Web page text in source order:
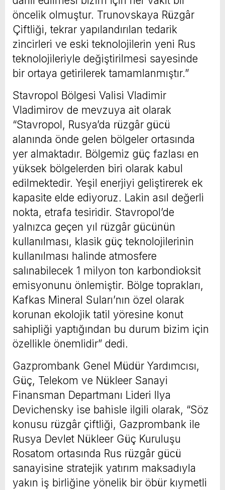
öncelik olmuştur. Trunovskaya Rüzgâr
Çiftliği, tekrar yapılandırılan tedarik
zincirleri ve eski teknolojilerin yeni Rus
teknolojileriyle değiştirilmesi sayesinde
bir ortaya getirilerek tamamlanmıştır.”
Stavropol Bölgesi Valisi Vladimir
Vladimirov de mevzuya ait olarak
“Stavropol, Rusya’da rüzgâr gücü
alanında önde gelen bölgeler ortasında
yer almaktadır. Bölgemiz güç fazlası en
yüksek bölgelerden biri olarak kabul
edilmektedir. Yeşil enerjiyi geliştirerek ek
kapasite elde ediyoruz. Lakin asıl değerli
nokta, etrafa tesiridir. Stavropol’de
yalnızca geçen yıl rüzgâr gücünün
kullanılması, klasik güç teknolojilerinin
kullanılması halinde atmosfere
salınabilecek 1 milyon ton karbondioksit
emisyonunu önlemiştir. Bölge toprakları,
Kafkas Mineral Suları’nın özel olarak
korunan ekolojik tatil yöresine konut
sahipliği yaptığından bu durum bizim için
özellikle önemlidir” dedi.
Gazprombank Genel Müdür Yardımcısı,
Güç, Telekom ve Nükleer Sanayi
Finansman Departmanı Lideri Ilya
Devichensky ise bahisle ilgili olarak, “Söz
konusu rüzgâr çiftliği, Gazprombank ile
Rusya Devlet Nükleer Güç Kuruluşu
Rosatom ortasında Rus rüzgâr gücü
sanayisine stratejik yatırım maksadıyla
yakın iş birliğine yönelik bir öbür kıymetli